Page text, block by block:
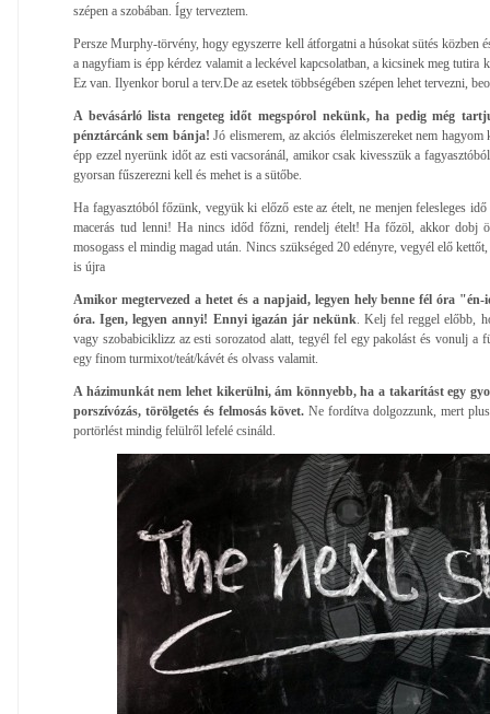
szépen a szobában. Így terveztem.
Persze Murphy-törvény, hogy egyszerre kell átforgatni a húsokat sütés közben
a nagyfiam is épp kérdez valamit a leckével kapcsolatban, a kicsinek meg
Ez van. Ilyenkor borul a terv.De az esetek többségében szépen lehet tervezni,
A bevásárló lista rengeteg időt megspórol nekünk, ha pedig még
pénztárcánk sem bánja! Jó elismerem, az akciós élelmiszereket nem
épp ezzel nyerünk időt az esti vacsoránál, amikor csak kivesszük a
gyorsan fűszerezni kell és mehet is a sütőbe.
Ha fagyasztóból főzünk, vegyük ki előző este az ételt, ne menjen felesleges
macerás tud lenni! Ha nincs időd főzni, rendelj ételt! Ha főzöl, akkor dobj
mosogass el mindig magad után. Nincs szükséged 20 edényre, vegyél elő
is újra
Amikor megtervezed a hetet és a napjaid, legyen hely benne fél óra
óra. Igen, legyen annyi! Ennyi igazán jár nekünk . Kelj fel reggel előbb,
vagy szobabiciklizz az esti sorozatod alatt, tegyél fel egy pakolást és vonulj a
egy finom turmixot/teát/kávét és olvass valamit.
A házimunkát nem lehet kikerülni, ám könnyebb, ha a takarítást egy
porszívózás, törölgetés és felmosás követ. Ne fordítva dolgozzunk, mert
portörlést mindig felülről lefelé csináld.